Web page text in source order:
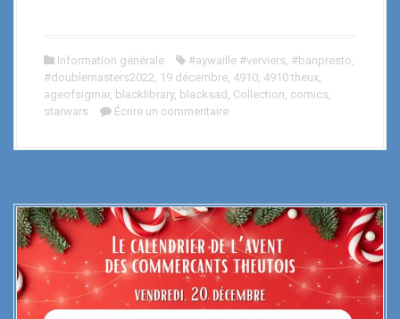
Information générale #aywaille #verviers #banpresto
#doublemasters2022 19 décembre 4910 4910 theux
ageofsigmar, blacklibrary, blacksad Collection comics
starwars
Écrire un commentaire